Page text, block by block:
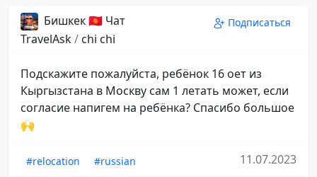
Бишкек 🇰🇬 Чат
TravelAsk/ chi chi
Подписаться
Подскажите пожалуйста, ребёнок 16 оет из
Кыргызстана в Москву сам 1 летать может, если
согласие напигем на ребёнка? Спасибо большое
🙌
#relocation #russian 11.07.2023